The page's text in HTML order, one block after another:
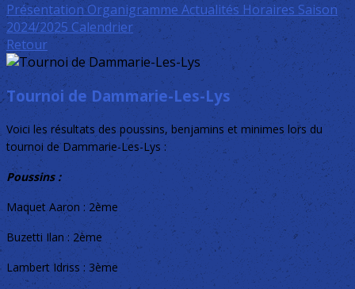
PrésentationOrganigrammeActualités Horaires Saison
2024/2025 Calendrier
Retour
Tournoi de Dammarie-Les-Lys
Voici les résultats des poussins, benjamins et minimes lors du
tournoi de Dammarie-Les-Lys :
Poussins :
Maquet Aaron : 2ème
Buzetti Ilan : 2ème
Lambert Idriss : 3ème